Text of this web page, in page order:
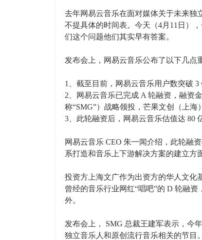
去年网易云音乐在面对媒体关于未来独
不提具体的时间表。今天（4月11日）
们这个问题他们其实早有答案。
发布会上，网易云音乐公布了以下几点
1、截至目前，网易云音乐用户数突破 3
2、网易云音乐已完成 A 轮融资，融资
称“SMG”）战略领投，芒果文创（上海
3、此轮融资后，网易云音乐估值达 80
网易云音乐 CEO 朱一闻介绍，此轮融
系打造和音乐上下游解决方案的建立方
投资方上海文广作为出资方的华人文化
曾经的音乐行业网红“唱吧”的 D 轮融
外。
发布会上， SMG 总裁王建军表示，今
独立音乐人和原创流行音乐相关的节目